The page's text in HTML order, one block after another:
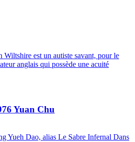
Wiltshire est un autiste savant, pour le
anglais qui possède une acuité
Yuan Chu
Yueh Dao, alias Le Sabre Infernal Dans